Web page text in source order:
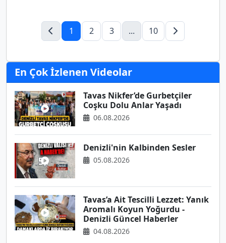
1 2 3 ... 10
En Çok İzlenen Videolar
Tavas Nikfer’de Gurbetçiler
Coşku Dolu Anlar Yaşadı
06.08.2026
Denizli'nin Kalbinden Sesler
05.08.2026
Tavas’a Ait Tescilli Lezzet: Yanık
Aromalı Koyun Yoğurdu -
Denizli Güncel Haberler
04.08.2026